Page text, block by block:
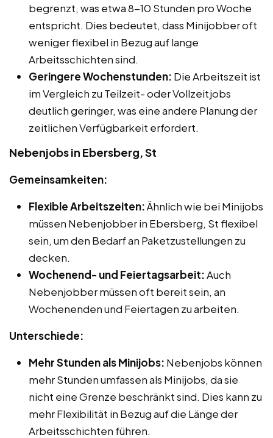
begrenzt, was etwa 8-10 Stunden pro Woche
entspricht. Dies bedeutet, dass Minijobber oft
weniger flexibel in Bezug auf lange
Arbeitsschichten sind.
Geringere Wochenstunden: Die Arbeitszeit ist
im Vergleich zu Teilzeit- oder Vollzeitjobs
deutlich geringer, was eine andere Planung der
zeitlichen Verfügbarkeit erfordert.
Nebenjobs in Ebersberg, St
Gemeinsamkeiten:
Flexible Arbeitszeiten:Ähnlich wie bei Minijobs
müssen Nebenjobber in Ebersberg, St flexibel
sein, um den Bedarf an Paketzustellungen zu
decken.
Wochenend- und Feiertagsarbeit:Auch
Nebenjobber müssen oft bereit sein, an
Wochenenden und Feiertagen zu arbeiten.
Unterschiede:
Mehr Stunden als Minijobs: Nebenjobs können
mehr Stunden umfassen als Minijobs, da sie
nicht eine Grenze beschränkt sind. Dies kann zu
mehr Flexibilität in Bezug auf die Länge der
Arbeitsschichten führen.